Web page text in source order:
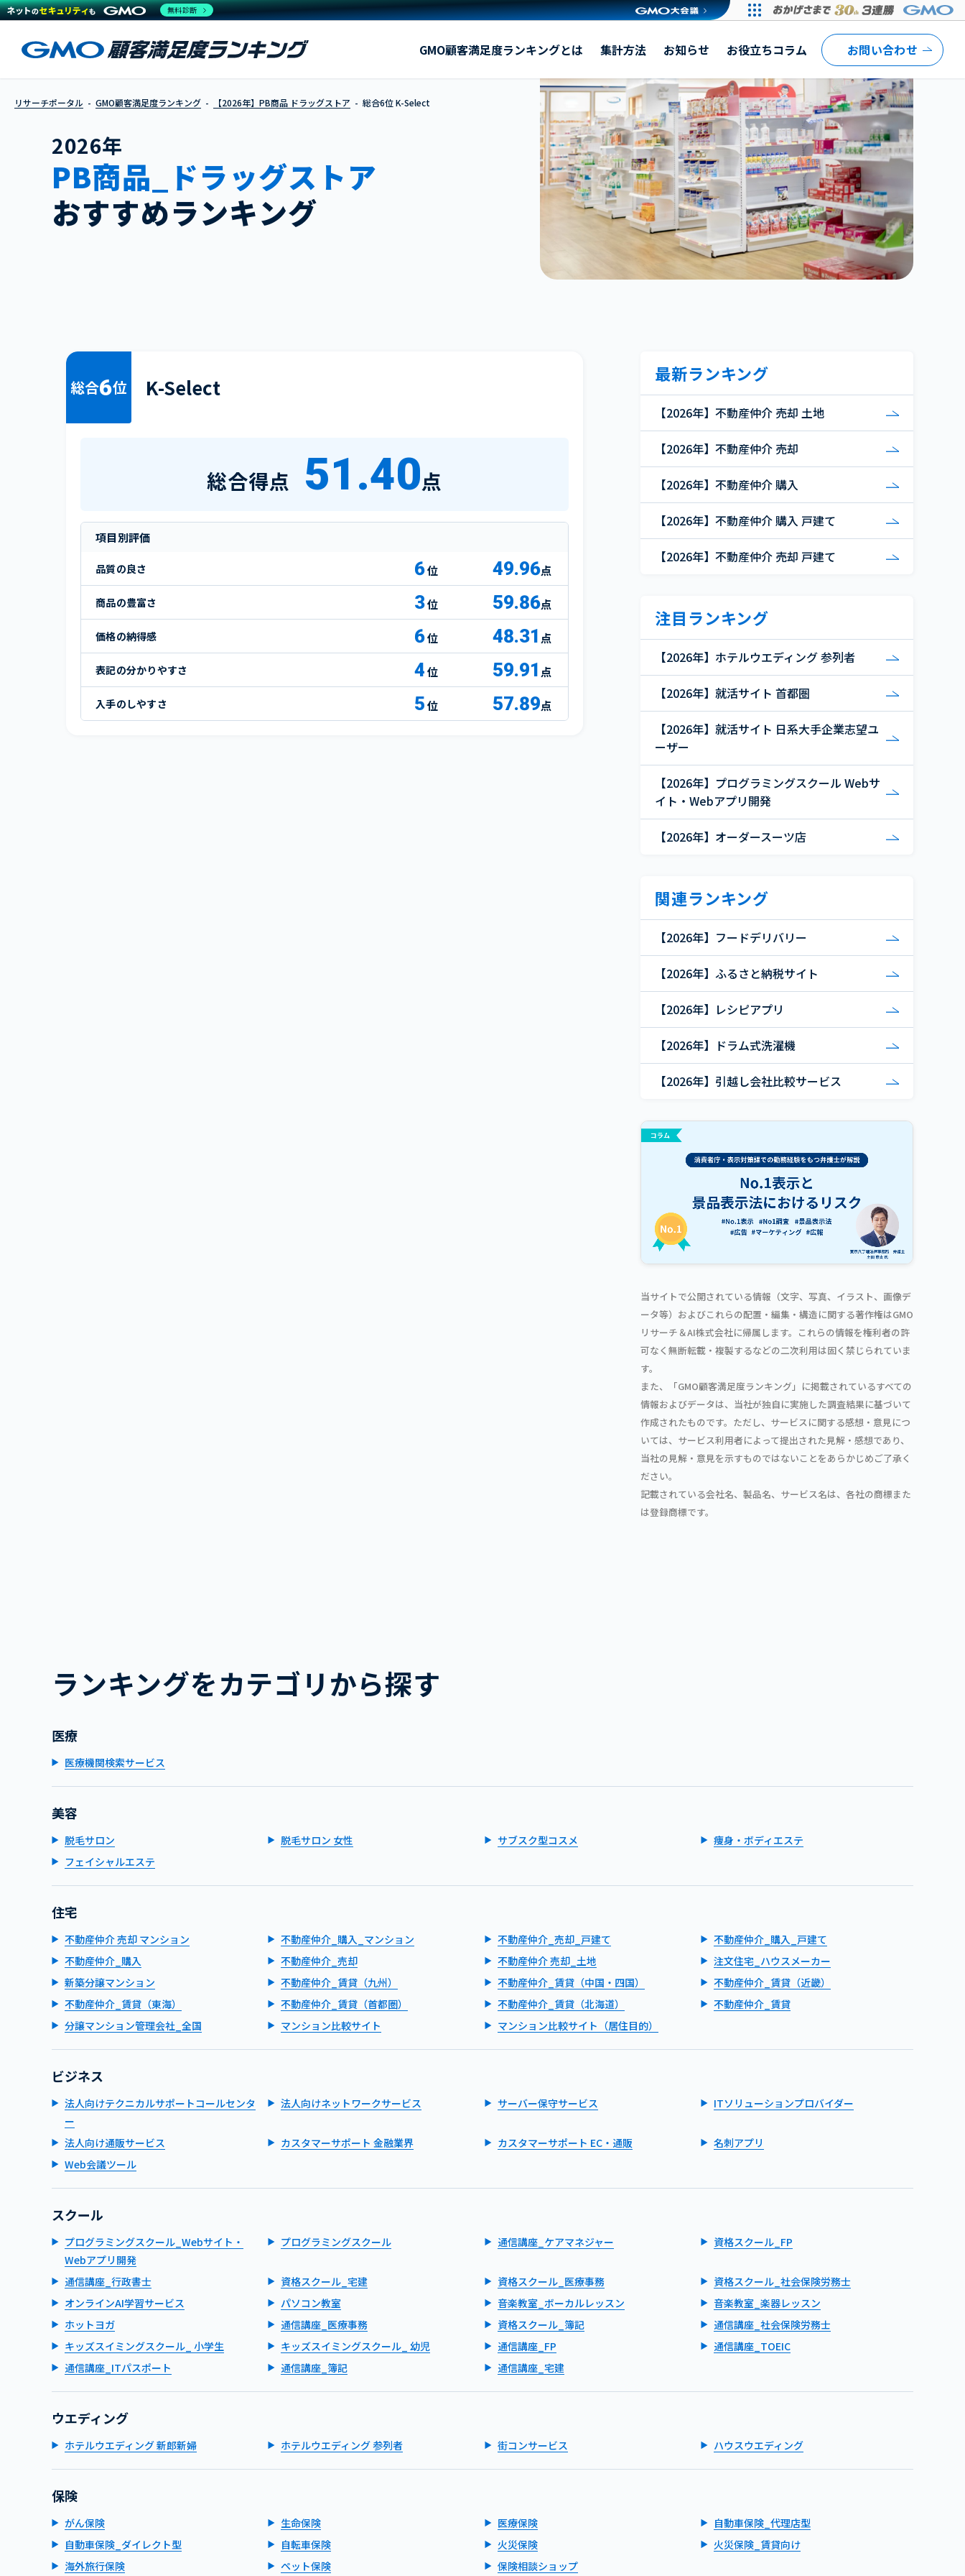
GMO顧客満足度ランキングとは 集計方法 お知らせ お役立ちコラム お問い合わせ
リサーチポータル GMO顧客満足度ランキング 【2026年】PB商品 ドラッグストア 総合6位 K-Select
2026年
PB商品_ドラッグストア
おすすめランキング
総合6位 K-Select
総合得点 51.40点
項目別評価
品質の良さ 6 49.96点
商品の豊富さ 3 59.86点
価格の納得感 6 48.31 点
表記の分かりやすさ 4 59.91 点
入手のしやすさ 5 57.89点
最新ランキング
【2026年】不動産仲介 売却 土地
【2026年】不動産仲介 売却
【2026年】不動産仲介 購入
【2026年】不動産仲介 購入 戸建て
【2026年】不動産仲介 売却 戸建て
注目ランキング
【2026年】ホテルウエディング 参列者
【2026年】就活サイト 首都圏
【2026年】就活サイト 日系大手企業志望ユ
ーザー
【2026年】プログラミングスクール Webサ
イト・Webアプリ開発
【2026年】オーダースーツ店
関連ランキング
【2026年】フードデリバリー
【2026年】ふるさと納税サイト
【2026年】レシピアプリ
【2026年】ドラム式洗濯機
【2026年】引越し会社比較サービス
当サイトで公開されている情報（文字、写真、イラスト、画像デ
ータ等）およびこれらの配置・編集・構造に関する著作権はGMO
リサーチ＆AI株式会社に帰属します。これらの情報を権利者の許
可なく無断転載・複製するなどの二次利用は固く禁じられていま
す。
また、「GMO顧客満足度ランキング」に掲載されているすべての
情報およびデータは、当社が独自に実施した調査結果に基づいて
作成されたものです。ただし、サービスに関する感想・意見につ
いては、サービス利用者によって提出された見解・感想であり、
当社の見解・意見を示すものではないことをあらかじめご了承く
ださい。
記載されている会社名、製品名、サービス名は、各社の商標また
は登録商標です。
ランキングをカテゴリから探す
医療
医療機関検索サービス
美容
脱毛サロン 脱毛サロン 女性 サブスク型コスメ
痩身・ボディエステ
フェイシャルエステ
住宅
不動産仲介 売却 マンション 不動産仲介_購入_マンション 不動産仲介_売却_戸建て
不動産仲介_購入_戸建て
不動産仲介_購入
不動産仲介_売却 不動産仲介 売却_土地
注文住宅_ハウスメーカー
新築分譲マンション
不動産仲介_賃貸（九州） 不動産仲介_賃貸（中国・四国）
不動産仲介_賃貸（近畿）
不動産仲介_賃貸（東海）
不動産仲介_賃貸（首都圏） 不動産仲介_賃貸（北海道）
不動産仲介_賃貸
分譲マンション管理会社_全国
マンション比較サイト マンション比較サイト（居住目的）
ビジネス
法人向けテクニカルサポートコールセンタ
ー
法人向けネットワークサービス サーバー保守サービス ITソリューションプロバイダー
法人向け通販サービス カスタマーサポート 金融業界 カスタマーサポート EC・通販
名刺アプリ
Web会議ツール
スクール
プログラミングスクール_Webサイト・
Webアプリ開発
プログラミングスクール 通信講座_ケアマネジャー 資格スクール_FP
通信講座_行政書士 資格スクール_宅建 資格スクール_医療事務
資格スクール_社会保険労務士
オンラインAI学習サービス
パソコン教室 音楽教室_ボーカルレッスン
音楽教室_楽器レッスン
ホットヨガ
通信講座_医療事務 資格スクール_簿記
通信講座_社会保険労務士
キッズスイミングスクール_ 小学生
キッズスイミングスクール_ 幼児 通信講座_FP
通信講座_TOEIC
通信講座_ITパスポート
通信講座_簿記 通信講座_宅建
ウエディング
ホテルウエディング 新郎新婦 ホテルウエディング 参列者 街コンサービス ハウスウエディング
保険
がん保険 生命保険 医療保険
自動車保険_代理店型
自動車保険_ダイレクト型
自転車保険 火災保険
火災保険_賃貸向け
海外旅行保険
ペット保険 保険相談ショップ
無料診断